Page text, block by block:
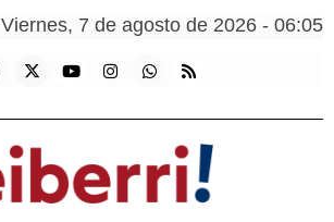
Viernes, 7 de agosto de 2026 - 06:05